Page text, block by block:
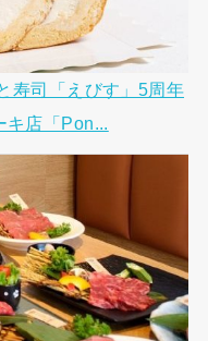
寿司「えびす」5周年
キ店「Pon...